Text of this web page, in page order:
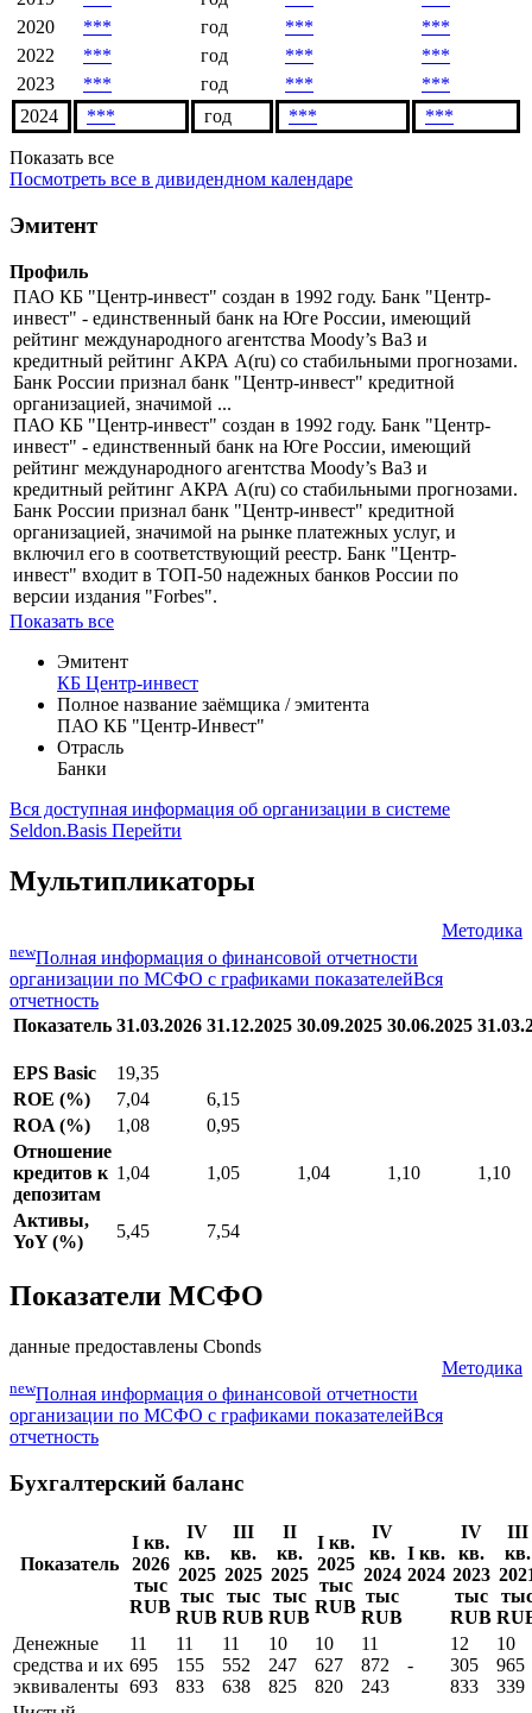
год
Сумма
выплаты
Период
дивидендная
Закрытие
реестра
2019
*** год ***
***
2020
*** год ***
***
2022
*** год ***
***
2023
***
Показать все
Посмотреть все в дивидендном календаре
Эмитент
Профиль
ПАО КБ "Центр-инвест" создан в 1992 году. Банк "Центр-
инвест" - единственный банк на Юге России, имеющий
рейтинг международного агентства Moody’s Вa3 и
кредитный рейтинг АКРА A(ru) со стабильными прогнозами.
Банк России признал банк "Центр-инвест" кредитной
организацией, значимой ...
ПАО КБ "Центр-инвест" создан в 1992 году. Банк "Центр-
инвест" - единственный банк на Юге России, имеющий
рейтинг международного агентства Moody’s Вa3 и
кредитный рейтинг АКРА A(ru) со стабильными прогнозами.
Банк России признал банк "Центр-инвест" кредитной
организацией, значимой на рынке платежных услуг, и
включил его в соответствующий реестр. Банк "Центр-
инвест" входит в ТОП-50 надежных банков России по
версии издания "Forbes".
Показать все
Эмитент
КБ Центр-инвест
ПАО КБ "Центр-Инвест"
Отрасль
Вся доступная информация об организации в системе
Мультипликаторы
newПолная информация о финансовой отчетности
отчетность
Показатель
31.03.2026 31.12.2025
EPS Basic
ROE (%)
7,04
6,15
ROA (%)
Отношение
кредитов к
Активы,
5,45 7,54
данные предоставлены Cbonds
Полная информация о финансовой отчетности
организации по МСФО с графиками показателей
Бухгалтерский баланс
Показатель
2026
тыс
RUB
IV
кв.
2025
тыс
RUB
III
кв.
2025
тыс
RUB
II
кв.
2025
тыс
RUB
2025
тыс
RUB
IV
кв.
2024
тыс
RUB
IV
кв.
2023
тыс
RUB
III
кв.